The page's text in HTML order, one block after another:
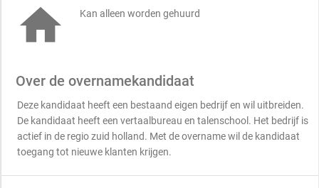
 Kan alleen worden gehuurd
Over de overnamekandidaat
Deze kandidaat heeft een bestaand eigen bedrijf en wil uitbreiden.
De kandidaat heeft een vertaalbureau en talenschool. Het bedrijf is
actief in de regio zuid holland. Met de overname wil de kandidaat
toegang tot nieuwe klanten krijgen.